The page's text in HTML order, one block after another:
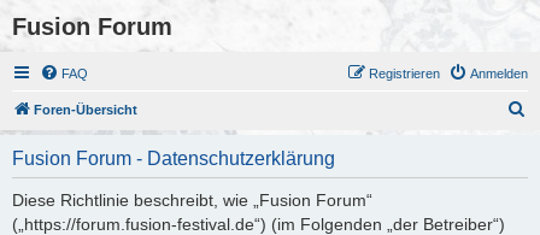
Fusion Forum
FAQ Anmelden
Registrieren
Foren-Übersicht
Fusion Forum - Datenschutzerklärung
Diese Richtlinie beschreibt, wie „Fusion Forum“
(„https://forum.fusion-festival.de“) (im Folgenden „der Betreiber“)